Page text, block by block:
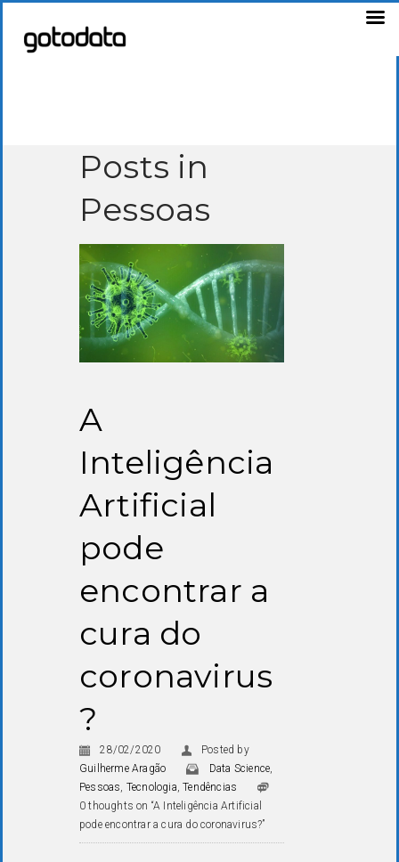
Posts in
Pessoas
A
Inteligência
Artificial
pode
encontrar a
cura do
coronavirus
?
28/02/2020
Posted by
Guilherme Aragão
Data Science,
Pessoas, Tecnologia,Tendências
0 thoughts on “A Inteligência Artificial
pode encontrar a cura do coronavirus?”